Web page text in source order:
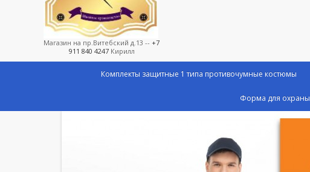
Магазин на пр.Витебский д.13 -- +7
911 840 4247Кирилл
Комплекты защитные 1 типа противочумные костюмы
Форма для охраны